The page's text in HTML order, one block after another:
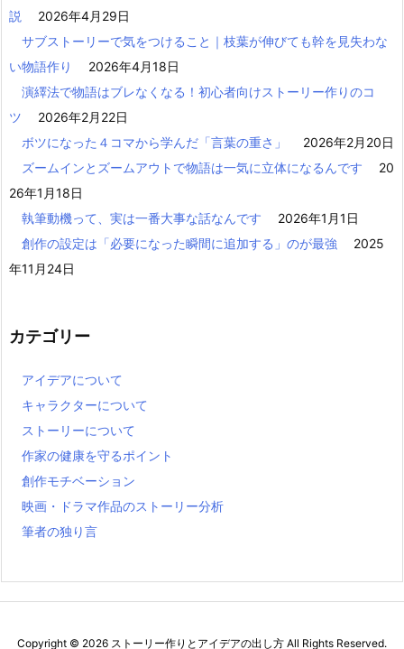
説
2026年4月29日
サブストーリーで気をつけること｜枝葉が伸びても幹を見失わな
い物語作り
2026年4月18日
演繹法で物語はブレなくなる！初心者向けストーリー作りのコ
ツ
2026年2月22日
ボツになった４コマから学んだ「言葉の重さ」
2026年2月20日
ズームインとズームアウトで物語は一気に立体になるんです
20
26年1月18日
執筆動機って、実は一番大事な話なんです
2026年1月1日
創作の設定は「必要になった瞬間に追加する」のが最強
2025
年11月24日
カテゴリー
アイデアについて
キャラクターについて
ストーリーについて
作家の健康を守るポイント
創作モチベーション
映画・ドラマ作品のストーリー分析
筆者の独り言
Copyright © 2026 ストーリー作りとアイデアの出し方 All Rights Reserved.